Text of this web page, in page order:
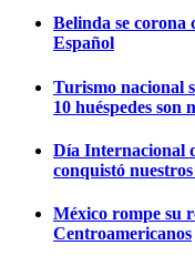
Belinda se corona
Español
Turismo nacional
10 huéspedes son
Día Internacional
conquistó
México rompe su
Centroamericanos